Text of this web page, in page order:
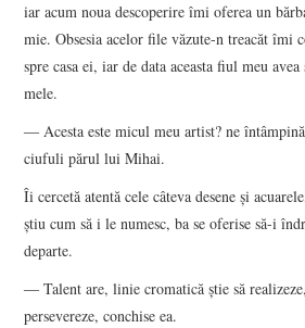
iar acum noua descoperire îmi oferea un
mie. Obsesia acelor file văzute-n treacăt îmi
spre casa ei, iar de data aceasta fiul meu
mele.
― Acesta este micul meu artist? ne
ciufuli părul lui Mihai.
Îi cercetă atentă cele câteva desene şi
ştiu cum să i le numesc, ba se oferise să-i
departe.
― Talent are, linie cromatică ştie să
persevereze, conchise ea.